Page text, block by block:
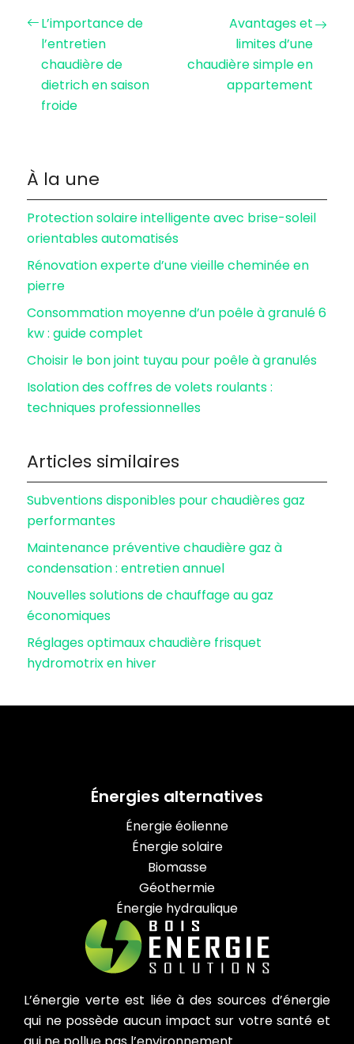
L’importance de
l’entretien
chaudière de
dietrich en saison
froide
Avantages et
limites d’une
chaudière simple en
appartement
À la une
Protection solaire intelligente avec brise-soleil
orientables automatisés
Rénovation experte d’une vieille cheminée en
pierre
Consommation moyenne d’un poêle à granulé 6
kw : guide complet
Choisir le bon joint tuyau pour poêle à granulés
Isolation des coffres de volets roulants :
techniques professionnelles
Articles similaires
Subventions disponibles pour chaudières gaz
performantes
Maintenance préventive chaudière gaz à
condensation : entretien annuel
Nouvelles solutions de chauffage au gaz
économiques
Réglages optimaux chaudière frisquet
hydromotrix en hiver
Énergies alternatives
Énergie éolienne
Énergie solaire
Biomasse
Géothermie
Énergie hydraulique
L’énergie verte est liée à des sources d’énergie
qui ne possède aucun impact sur votre santé et